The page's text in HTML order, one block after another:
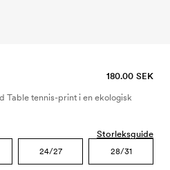
180.00 SEK
Table tennis-print i en ekologisk
Storleksguide
24/27 28/31